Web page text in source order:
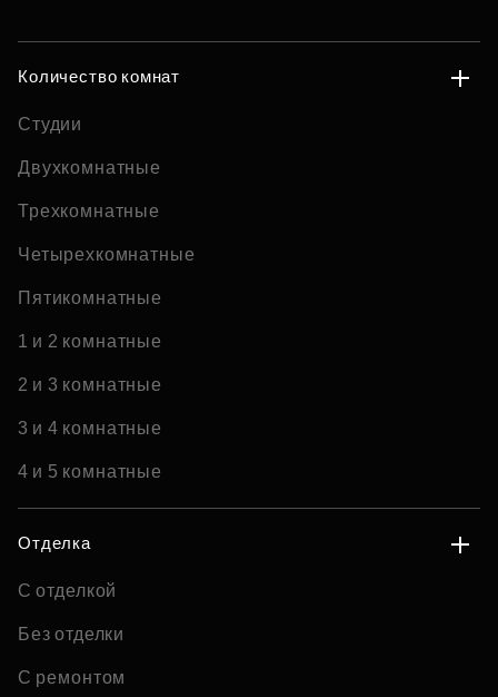
Количество комнат
Студии
Двухкомнатные
Трехкомнатные
Четырехкомнатные
Пятикомнатные
1 и 2 комнатные
2 и 3 комнатные
3 и 4 комнатные
4 и 5 комнатные
Отделка
С отделкой
Без отделки
С ремонтом